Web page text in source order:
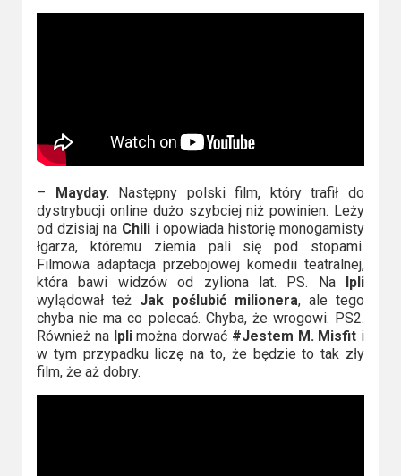
– Mayday.Następny polski film, który trafił do
dystrybucji online dużo szybciej niż powinien. Leży
od dzisiaj na Chili i opowiada historię monogamisty
łgarza, któremu ziemia pali się pod stopami.
Filmowa adaptacja przebojowej komedii teatralnej,
która bawi widzów od zyliona lat. PS. Na
Ipli
wylądował też Jak poślubić milionera, ale tego
chyba nie ma co polecać. Chyba, że wrogowi. PS2.
Również na Iplimożna dorwać #Jestem M. Misfit i
w tym przypadku liczę na to, że będzie to tak zły
film, że aż dobry.